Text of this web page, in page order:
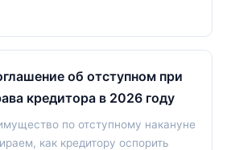
об отступном при
кредитора в 2026 году
по отступному накануне
как кредитору оспорить